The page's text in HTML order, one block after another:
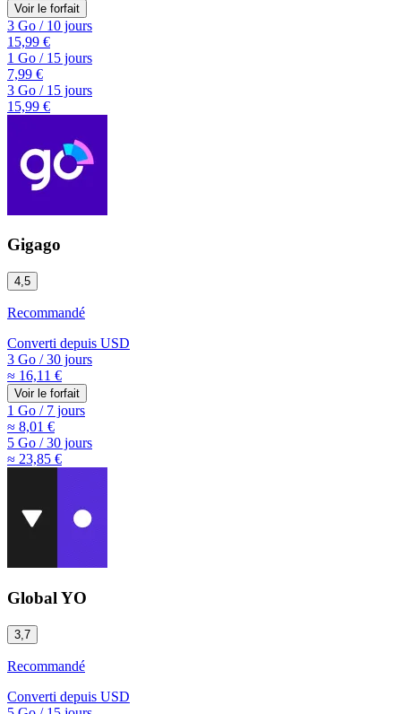
Voir le forfait
3 Go /10 jours
15,99 €
1 Go /15 jours
7,99 €
3 Go /15 jours
15,99 €
Gigago
4,5
Recommandé
Converti depuis USD
3 Go /30 jours
≈ 16,11 €
Voir le forfait
1 Go /7 jours
≈ 8,01 €
5 Go /30 jours
≈ 23,85 €
Global YO
3,7
Recommandé
Converti depuis USD